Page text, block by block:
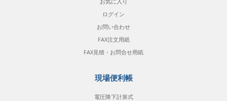
ログイン
お問い合わせ
FAX注文用紙
FAX見積・お問合せ用紙
現場便利帳
電圧降下計算式